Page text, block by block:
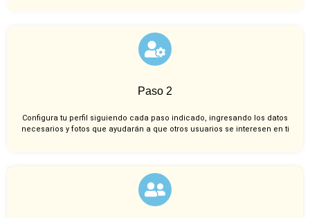
Paso 2
Configura tu perfil siguiendo cada paso indicado, ingresando los datos
necesarios y fotos que ayudarán a que otros usuarios se interesen en ti